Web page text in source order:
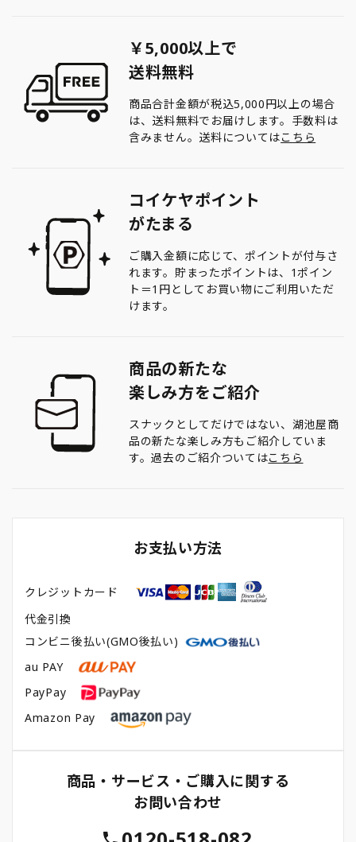
￥5,000以上で
送料無料
商品合計金額が税込5,000円以上の場合
は、送料無料でお届けします。手数料は
含みません。送料についてはこちら
コイケヤポイント
がたまる
ご購入金額に応じて、ポイントが付与さ
れます。貯まったポイントは、1ポイン
ト＝1円としてお買い物にご利用いただ
けます。
商品の新たな
楽しみ方をご紹介
スナックとしてだけではない、湖池屋商
品の新たな楽しみ方もご紹介していま
す。過去のご紹介ついてはこちら
お支払い方法
クレジットカード
代金引換
コンビニ後払い(GMO後払い)
au PAY
PayPay
Amazon Pay
商品・サービス・ご購入に関する
お問い合わせ